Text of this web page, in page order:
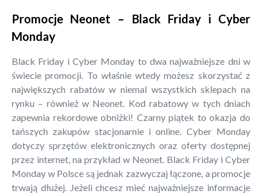
Promocje Neonet – Black Friday i Cyber
Monday
Black Friday i Cyber Monday to dwa najważniejsze dni w
świecie promocji. To właśnie wtedy możesz skorzystać z
największych rabatów w niemal wszystkich sklepach na
rynku – również w Neonet. Kod rabatowy w tych dniach
zapewnia rekordowe obniżki! Czarny piątek to okazja do
tańszych zakupów stacjonarnie i online. Cyber Monday
dotyczy sprzętów elektronicznych oraz oferty dostępnej
przez internet, na przykład w Neonet. Black Friday i Cyber
Monday w Polsce są jednak zazwyczaj łączone, a promocje
trwają dłużej. Jeżeli chcesz mieć najważniejsze informacje